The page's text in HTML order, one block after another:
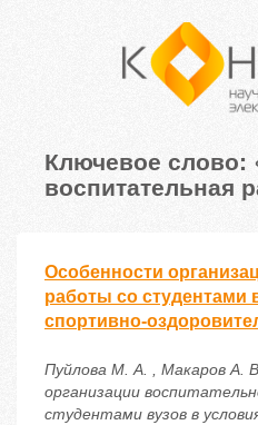
Ключевое слово:
воспитательная
Особенности
работы со студентами
спортивно-
Пуйлова М. А. , Макаров А.
организации
студентами вузов в